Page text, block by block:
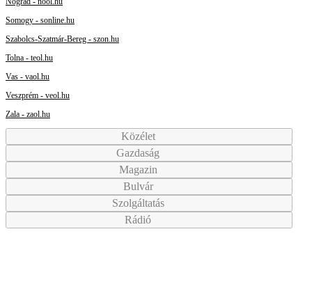
Somogy - sonline.hu
Szabolcs-Szatmár-Bereg - szon.hu
Tolna - teol.hu
Vas - vaol.hu
Veszprém - veol.hu
Zala - zaol.hu
Közélet
Gazdaság
Magazin
Bulvár
Szolgáltatás
Rádió